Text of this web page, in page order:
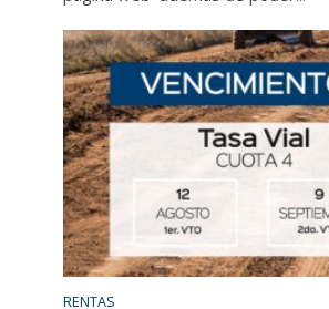
RENTAS